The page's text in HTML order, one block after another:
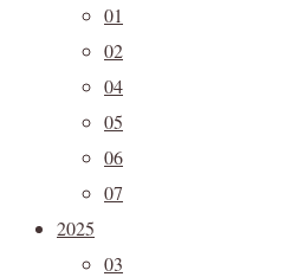
01
02
04
05
06
07
2025
03